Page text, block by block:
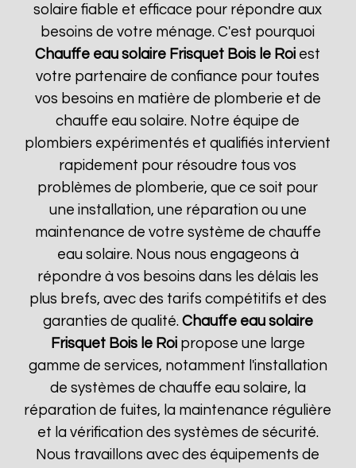
solaire fiable et efficace pour répondre aux
besoins de votre ménage. C'est pourquoi
Chauffe eau solaire Frisquet Bois le Roi est
votre partenaire de confiance pour toutes
vos besoins en matière de plomberie et de
chauffe eau solaire. Notre équipe de
plombiers expérimentés et qualifiés intervient
rapidement pour résoudre tous vos
problèmes de plomberie, que ce soit pour
une installation, une réparation ou une
maintenance de votre système de chauffe
eau solaire. Nous nous engageons à
répondre à vos besoins dans les délais les
plus brefs, avec des tarifs compétitifs et des
garanties de qualité. Chauffe eau solaire
Frisquet Bois le Roipropose une large
gamme de services, notamment l'installation
de systèmes de chauffe eau solaire, la
réparation de fuites, la maintenance régulière
et la vérification des systèmes de sécurité.
Nous travaillons avec des équipements de